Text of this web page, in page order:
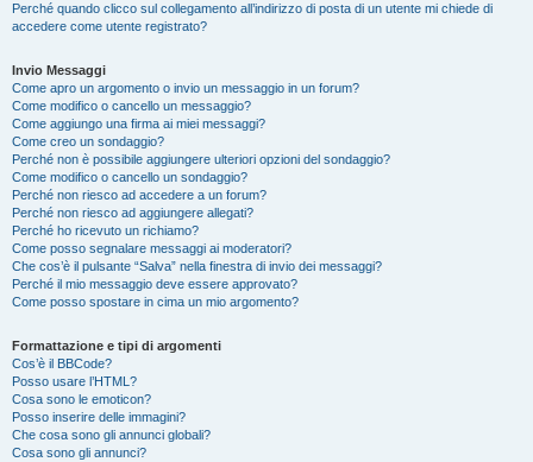
Perché quando clicco sul collegamento all’indirizzo di posta di un utente mi chiede di
accedere come utente registrato?
Invio Messaggi
Come apro un argomento o invio un messaggio in un forum?
Come modifico o cancello un messaggio?
Come aggiungo una firma ai miei messaggi?
Come creo un sondaggio?
Perché non è possibile aggiungere ulteriori opzioni del sondaggio?
Come modifico o cancello un sondaggio?
Perché non riesco ad accedere a un forum?
Perché non riesco ad aggiungere allegati?
Perché ho ricevuto un richiamo?
Come posso segnalare messaggi ai moderatori?
Che cos’è il pulsante “Salva” nella finestra di invio dei messaggi?
Perché il mio messaggio deve essere approvato?
Come posso spostare in cima un mio argomento?
Formattazione e tipi di argomenti
Cos’è il BBCode?
Posso usare l’HTML?
Cosa sono le emoticon?
Posso inserire delle immagini?
Che cosa sono gli annunci globali?
Cosa sono gli annunci?